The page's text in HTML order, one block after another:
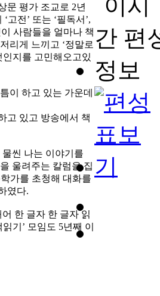
문 평가 조교로 2년
고전’ 또는 ‘필독서’,
사람들을 얼마나 책
리게 느끼고 ‘정말로
인지를 고민해오고있
이 하고 있는 가운데
고 있고 방송에서 책
씬 나는 이야기를
울려주는 칼럼을 집
가를 초청해 대화를
였다.
한 글자 한 글자 읽
기’ 모임도 5년째 이